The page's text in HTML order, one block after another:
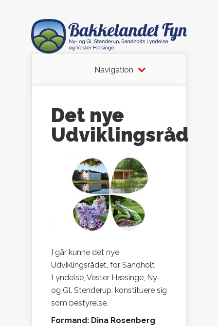
Navigation
Det nye
Udviklingsråd
I går kunne det nye
Udviklingsrådet, for Sandholt
Lyndelse, Vester Hæsinge, Ny-
og Gl. Stenderup, konstituere sig
som bestyrelse.
Formand: Dina Rosenberg